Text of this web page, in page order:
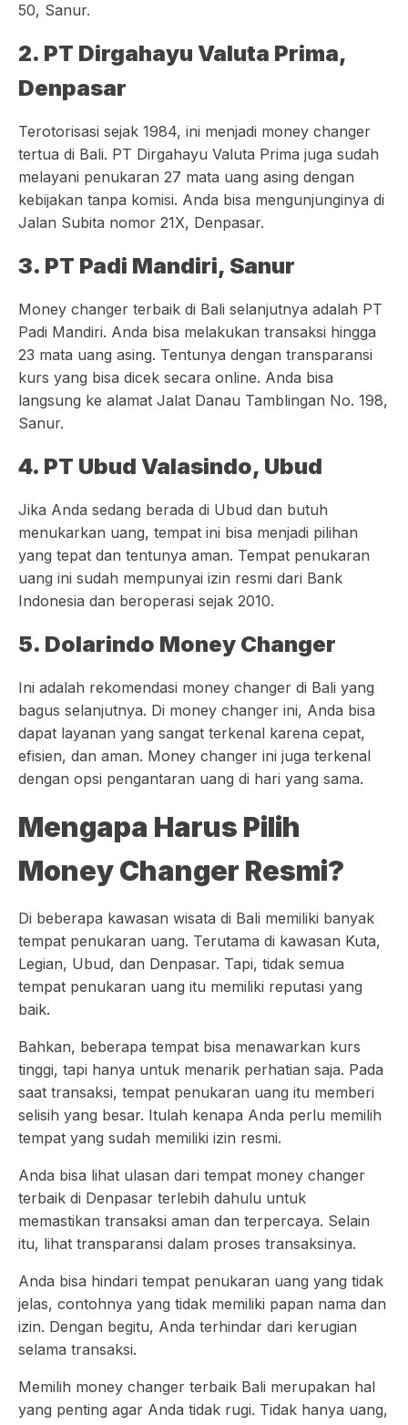
50, Sanur.
2. PT Dirgahayu Valuta Prima,
Denpasar
Terotorisasi sejak 1984, ini menjadi money changer
tertua di Bali. PT Dirgahayu Valuta Prima juga sudah
melayani penukaran 27 mata uang asing dengan
kebijakan tanpa komisi. Anda bisa mengunjunginya di
Jalan Subita nomor 21X, Denpasar.
3. PT Padi Mandiri, Sanur
Money changer terbaik di Bali selanjutnya adalah PT
Padi Mandiri. Anda bisa melakukan transaksi hingga
23 mata uang asing. Tentunya dengan transparansi
kurs yang bisa dicek secara online. Anda bisa
langsung ke alamat Jalat Danau Tamblingan No. 198,
Sanur.
4. PT Ubud Valasindo, Ubud
Jika Anda sedang berada di Ubud dan butuh
menukarkan uang, tempat ini bisa menjadi pilihan
yang tepat dan tentunya aman. Tempat penukaran
uang ini sudah mempunyai izin resmi dari Bank
Indonesia dan beroperasi sejak 2010.
5. Dolarindo Money Changer
Ini adalah rekomendasi money changer di Bali yang
bagus selanjutnya. Di money changer ini, Anda bisa
dapat layanan yang sangat terkenal karena cepat,
efisien, dan aman. Money changer ini juga terkenal
dengan opsi pengantaran uang di hari yang sama.
Mengapa Harus Pilih
Money Changer Resmi?
Di beberapa kawasan wisata di Bali memiliki banyak
tempat penukaran uang. Terutama di kawasan Kuta,
Legian, Ubud, dan Denpasar. Tapi, tidak semua
tempat penukaran uang itu memiliki reputasi yang
baik.
Bahkan, beberapa tempat bisa menawarkan kurs
tinggi, tapi hanya untuk menarik perhatian saja. Pada
saat transaksi, tempat penukaran uang itu memberi
selisih yang besar. Itulah kenapa Anda perlu memilih
tempat yang sudah memiliki izin resmi.
Anda bisa lihat ulasan dari tempat money changer
terbaik di Denpasar terlebih dahulu untuk
memastikan transaksi aman dan terpercaya. Selain
itu, lihat transparansi dalam proses transaksinya.
Anda bisa hindari tempat penukaran uang yang tidak
jelas, contohnya yang tidak memiliki papan nama dan
izin. Dengan begitu, Anda terhindar dari kerugian
selama transaksi.
Memilih money changer terbaik Bali merupakan hal
yang penting agar Anda tidak rugi. Tidak hanya uang,